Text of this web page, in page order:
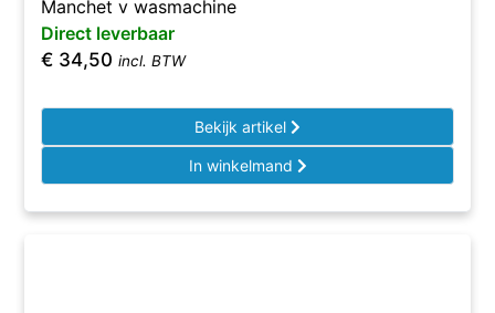
Manchet v wasmachine
Direct leverbaar
€ 34,50 incl. BTW
Bekijk artikel
In winkelmand